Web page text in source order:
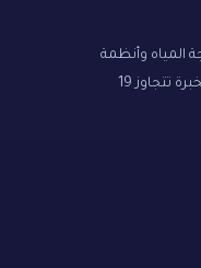
المياه وأنظمة
التناضح العكسي وأجهزة إزالة عسر الماء، بخبرة تتجاوز 19